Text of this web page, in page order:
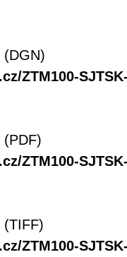
(DGN)
ZTM100-
(PDF)
ZTM100-
(TIFF)
ZTM100-